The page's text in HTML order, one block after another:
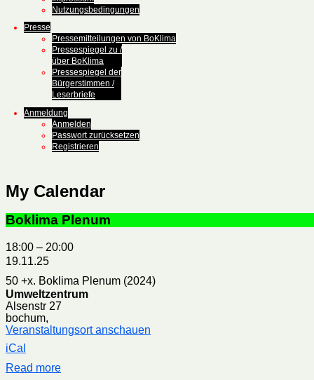
Nutzungsbedingungen
Presse
Pressemitteilungen von BoKlima
Pressespiegel zu /
über BoKlima
Pressespiegel der
Bürgerstimmen /
Leserbriefe
Anmeldung
Anmelden
Passwort zurücksetzen
Registrieren
My Calendar
Boklima Plenum
18:00 – 20:00
19.11.25
50 +x. Boklima Plenum (2024)
Umweltzentrum
Alsenstr 27
bochum,
Veranstaltungsort anschauen
iCal
Read more